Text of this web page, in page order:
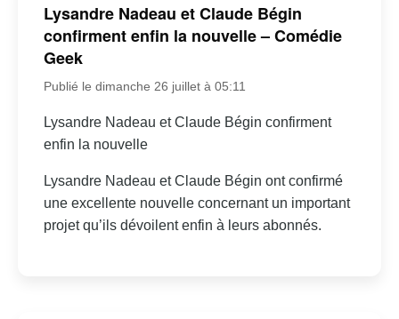
Lysandre Nadeau et Claude Bégin
confirment enfin la nouvelle – Comédie
Geek
Publié le dimanche 26 juillet à 05:11
Lysandre Nadeau et Claude Bégin confirment
enfin la nouvelle
Lysandre Nadeau et Claude Bégin ont confirmé
une excellente nouvelle concernant un important
projet qu’ils dévoilent enfin à leurs abonnés.